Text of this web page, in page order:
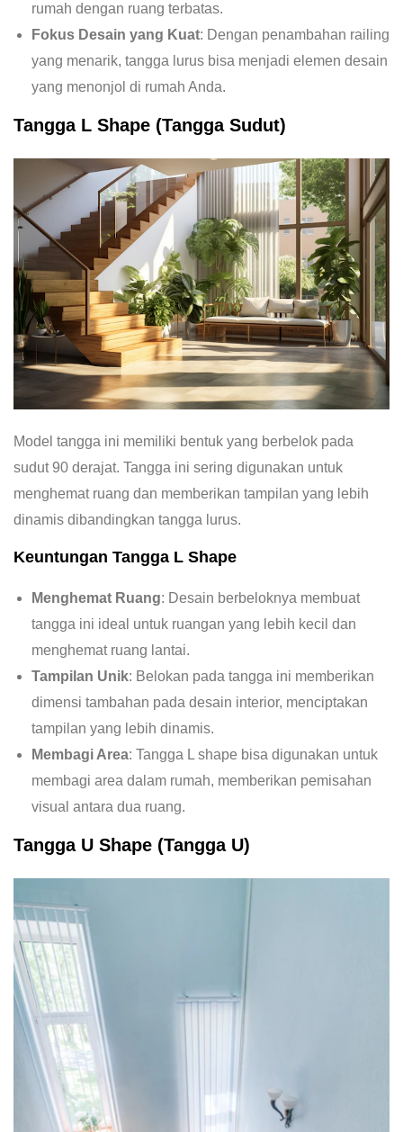
rumah dengan ruang terbatas.
Fokus Desain yang Kuat: Dengan penambahan railing
yang menarik, tangga lurus bisa menjadi elemen desain
yang menonjol di rumah Anda.
Tangga L Shape (Tangga Sudut)
Model tangga ini memiliki bentuk yang berbelok pada
sudut 90 derajat. Tangga ini sering digunakan untuk
menghemat ruang dan memberikan tampilan yang lebih
dinamis dibandingkan tangga lurus.
Keuntungan Tangga L Shape
Menghemat Ruang: Desain berbeloknya membuat
tangga ini ideal untuk ruangan yang lebih kecil dan
menghemat ruang lantai.
Tampilan Unik: Belokan pada tangga ini memberikan
dimensi tambahan pada desain interior, menciptakan
tampilan yang lebih dinamis.
Membagi Area: Tangga L shape bisa digunakan untuk
membagi area dalam rumah, memberikan pemisahan
visual antara dua ruang.
Tangga U Shape (Tangga U)